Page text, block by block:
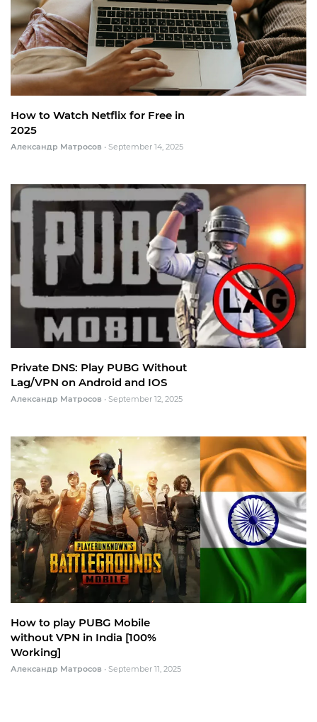
How to Watch Netflix for Free in
2025
Александр Матросов • September 14, 2025
Private DNS: Play PUBG Without
Lag/VPN on Android and IOS
Александр Матросов • September 12, 2025
How to play PUBG Mobile
without VPN in India [100%
Working]
Александр Матросов • September 11, 2025